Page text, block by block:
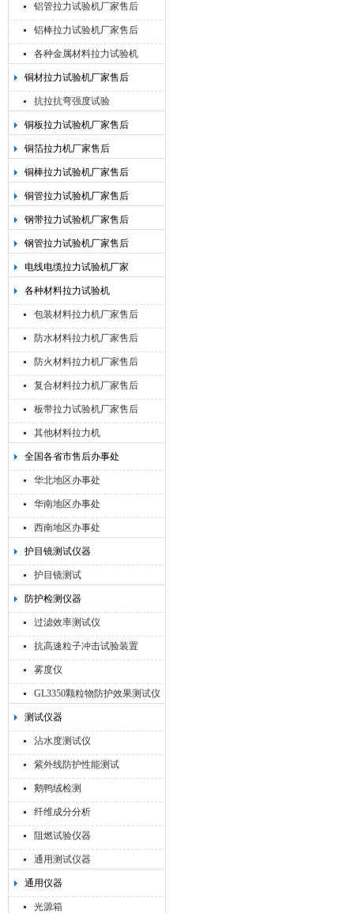
铝管拉力试验机厂家售后
铝棒拉力试验机厂家售后
各种金属材料拉力试验机
铜材拉力试验机厂家售后
抗拉抗弯强度试验
铜板拉力试验机厂家售后
铜箔拉力机厂家售后
铜棒拉力试验机厂家售后
铜管拉力试验机厂家售后
钢带拉力试验机厂家售后
钢管拉力试验机厂家售后
电线电缆拉力试验机厂家
各种材料拉力试验机
包装材料拉力机厂家售后
防水材料拉力机厂家售后
防火材料拉力机厂家售后
复合材料拉力机厂家售后
板带拉力试验机厂家售后
其他材料拉力机
全国各省市售后办事处
华北地区办事处
华南地区办事处
西南地区办事处
护目镜测试仪器
护目镜测试
防护检测仪器
过滤效率测试仪
抗高速粒子冲击试验装置
雾度仪
GL3350颗粒物防护效果测试仪
测试仪器
沾水度测试仪
紫外线防护性能测试
鹅鸭绒检测
纤维成分分析
阻燃试验仪器
通用测试仪器
通用仪器
光源箱